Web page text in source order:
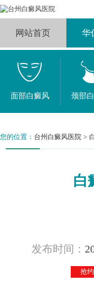
网站首页 华
面部白癜风 颈部
您的位置： 台州白癜风医院 >
白
发布时间：
抢